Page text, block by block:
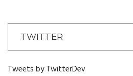
TWITTER
Tweets by TwitterDev